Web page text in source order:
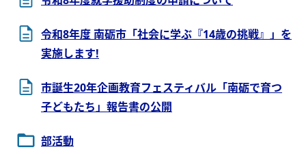
令和8年度 南砺市「社会に学ぶ『14歳の挑戦』」を
実施します!
市誕生20年企画教育フェスティバル「南砺で育つ
子どもたち」報告書の公開
部活動